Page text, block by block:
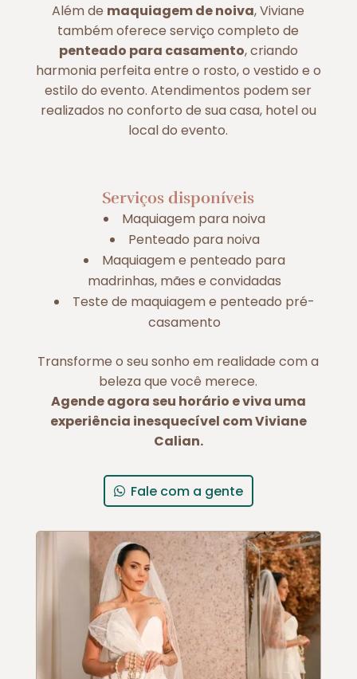
Além de maquiagem de noiva, Viviane
também oferece serviço completo de
penteado para casamento, criando
harmonia perfeita entre o rosto, o vestido e o
estilo do evento. Atendimentos podem ser
realizados no conforto de sua casa, hotel ou
local do evento.
Serviços disponíveis
Maquiagem para noiva
Penteado para noiva
Maquiagem e penteado para
madrinhas, mães e convidadas
Teste de maquiagem e penteado pré-
casamento
Transforme o seu sonho em realidade com a
beleza que você merece.
Agende agora seu horário e viva uma
experiência inesquecível com Viviane
Calian.
Fale com a gente